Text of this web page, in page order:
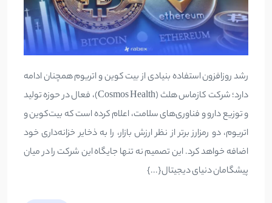
رشد روزافزون استفاده بنیادی از بیت کوین و اتریوم همچنان ادامه
دارد؛ شرکت کازماس هلث (Cosmos Health)، فعال در حوزه تولید
و توزیع دارو و فناوری‌های سلامت، اعلام کرده است که بیت‌کوین و
اتریوم، دو رمزارز برتر از نظر ارزش بازار، را به ذخایر خزانه‌داری خود
اضافه خواهد کرد. این تصمیم نه تنها جایگاه این شرکت را در میان
پیشگامان دنیای دیجیتال{...}